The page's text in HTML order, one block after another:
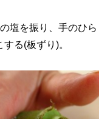
塩を振り、手のひら
る(板ずり)。